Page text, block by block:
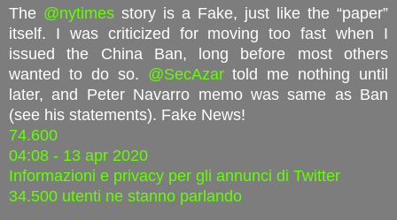
The @nytimes story is a Fake, just like the “paper”
itself. I was criticized for moving too fast when I
issued the China Ban, long before most others
wanted to do so. @SecAzartold me nothing until
later, and Peter Navarro memo was same as Ban
(see his statements). Fake News!
74.600
04:08 - 13 apr 2020
Informazioni e privacy per gli annunci di Twitter
34.500 utenti ne stanno parlando